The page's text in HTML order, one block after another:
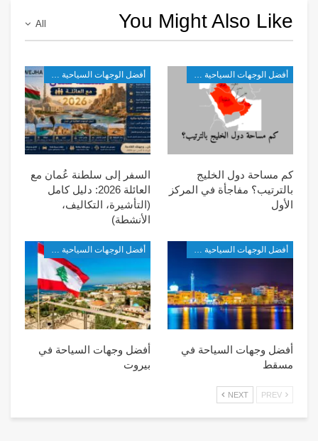
All You Might Also Like
أفضل الوجهات السياحية في غرب آسيا
كم مساحة دول الخليج
بالترتيب؟ مفاجأة في المركز
الأول
أفضل الوجهات السياحية في غرب آسيا
السفر إلى سلطنة عُمان مع
العائلة 2026: دليل كامل
(التأشيرة، التكاليف،
الأنشطة)
أفضل وجهات السياحة في
مسقط
أفضل وجهات السياحة في
بيروت
NEXT